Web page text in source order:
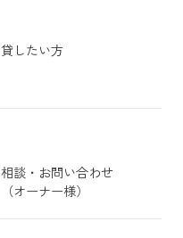
貸したい方
相談・お問い合わせ
（オーナー様）